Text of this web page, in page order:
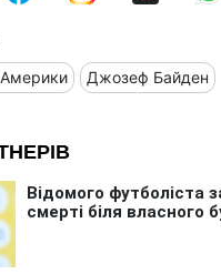
Джозеф Байден